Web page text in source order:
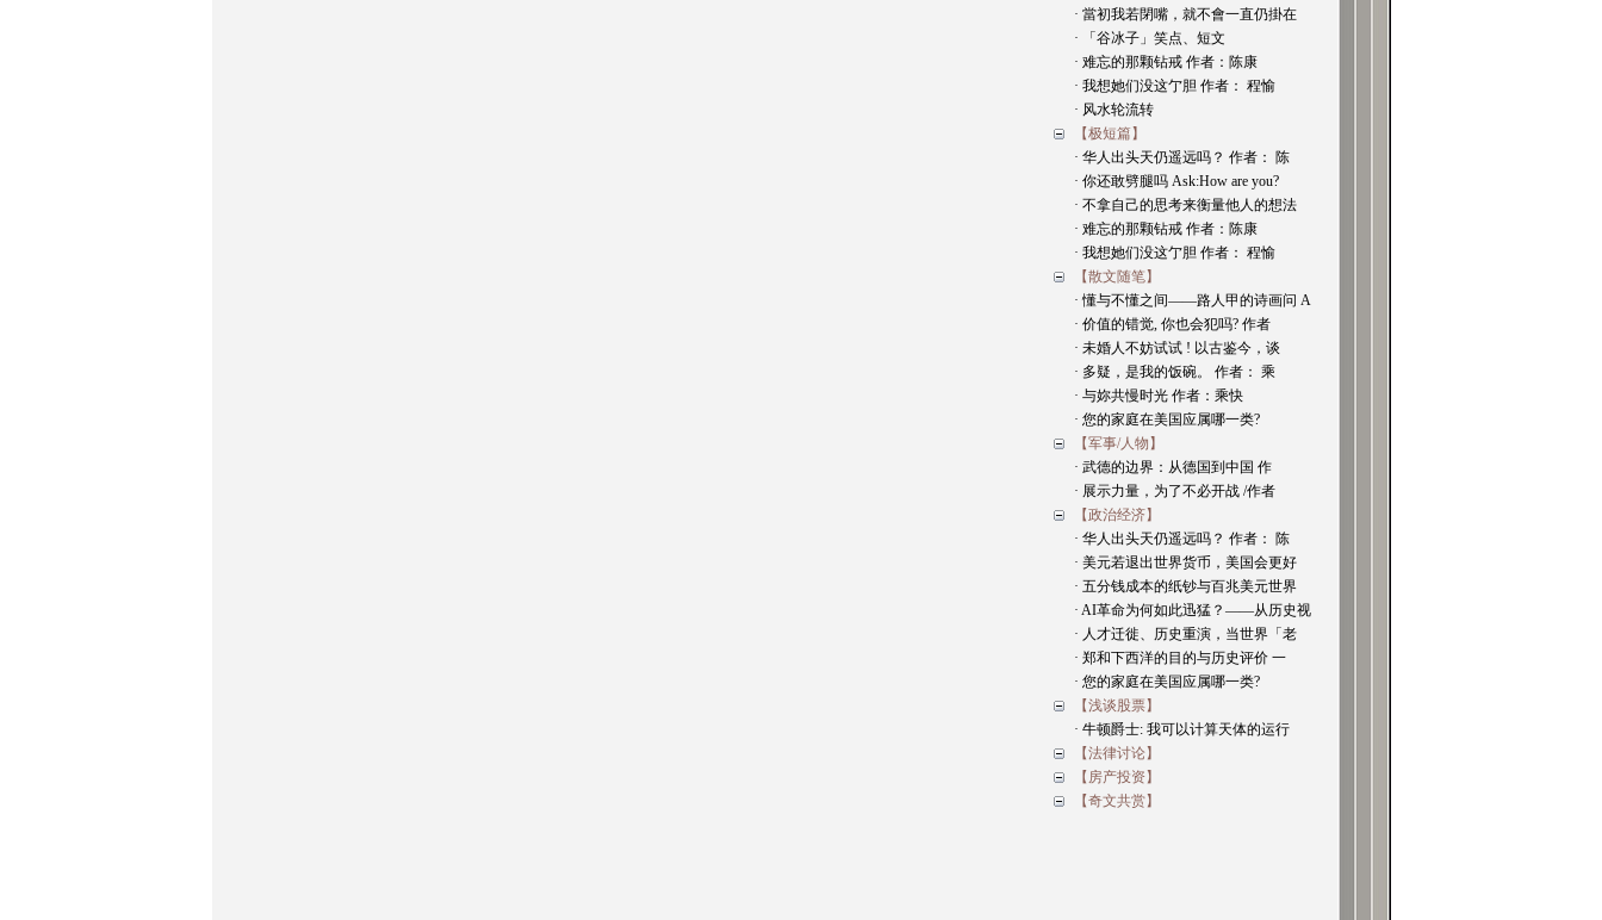
· 當初我若閉嘴，就不會一直仍掛在
· 「谷冰子」笑点、短文
· 难忘的那颗钻戒 作者：陈康
· 我想她们没这亇胆 作者： 程愉
· 风水轮流转
【极短篇】
· 华人出头天仍遥远吗？ 作者： 陈
· 你还敢劈腿吗 Ask:How are you?
· 不拿自己的思考来衡量他人的想法
· 难忘的那颗钻戒 作者：陈康
· 我想她们没这亇胆 作者： 程愉
【散文随笔】
· 懂与不懂之间——路人甲的诗画问 A
· 价值的错觉, 你也会犯吗? 作者
· 未婚人不妨试试 ! 以古鉴今，谈
· 多疑，是我的饭碗。 作者： 乘
· 与妳共慢时光 作者：乘快
· 您的家庭在美国应属哪一类?
【军事/人物】
· 武德的边界：从德国到中国 作
· 展示力量，为了不必开战 /作者
【政治经济】
· 华人出头天仍遥远吗？ 作者： 陈
· 美元若退出世界货币，美国会更好
· 五分钱成本的纸钞与百兆美元世界
· AI革命为何如此迅猛？——从历史视
· 人才迁徙、历史重演，当世界「老
· 郑和下西洋的目的与历史评价 一
· 您的家庭在美国应属哪一类?
【浅谈股票】
· 牛顿爵士: 我可以计算天体的运行
【法律讨论】
【房产投资】
【奇文共赏】